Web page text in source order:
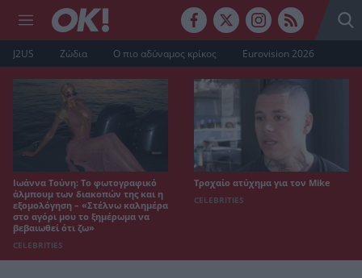
J2US Ζώδια Ο πιο αδύναμος κρίκος Eurovision 2026
Ιωάννα Τούνη: Το φωτογραφικό
άλμπουμ των διακοπών της και η
εξομολόγηση – «Στέλνω καλημέρα
στο αγόρι μου το ξημέρωμα να
βεβαιωθεί ότι ζω»
CELEBRITIES
Τροχαίο ατύχημα για τον Mike
CELEBRITIES